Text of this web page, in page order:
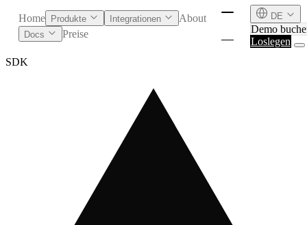
Home Produkte Integrationen About
Docs Preise
DE
Demo
Loslegen
SDK